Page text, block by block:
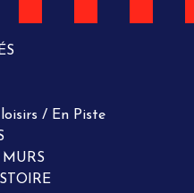
/ En Piste
MURS